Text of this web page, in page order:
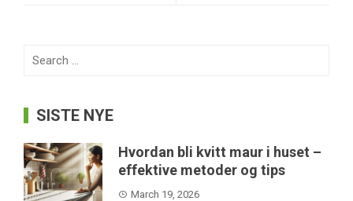
Search
SISTE NYE
Hvordan bli kvitt maur i huset –
effektive metoder og tips
March 19, 2026